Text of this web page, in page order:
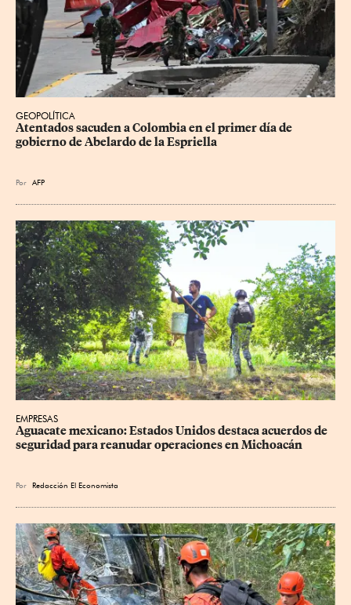
GEOPOLÍTICA
Atentados sacuden a Colombia en el primer día de
gobierno de Abelardo de la Espriella
Por AFP
EMPRESAS
Aguacate mexicano: Estados Unidos destaca acuerdos de
seguridad para reanudar operaciones en Michoacán
Por Redacción El Economista